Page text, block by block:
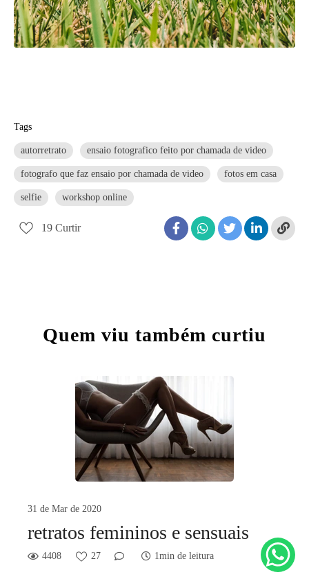
Tags
autorretrato ensaio fotografico feito por chamada de video
fotografo que faz ensaio por chamada de video fotos em casa
selfie workshop online
19 Curtir
Quem viu também curtiu
31 de Mar de 2020
retratos femininos e sensuais
4408 27 1min de leitura